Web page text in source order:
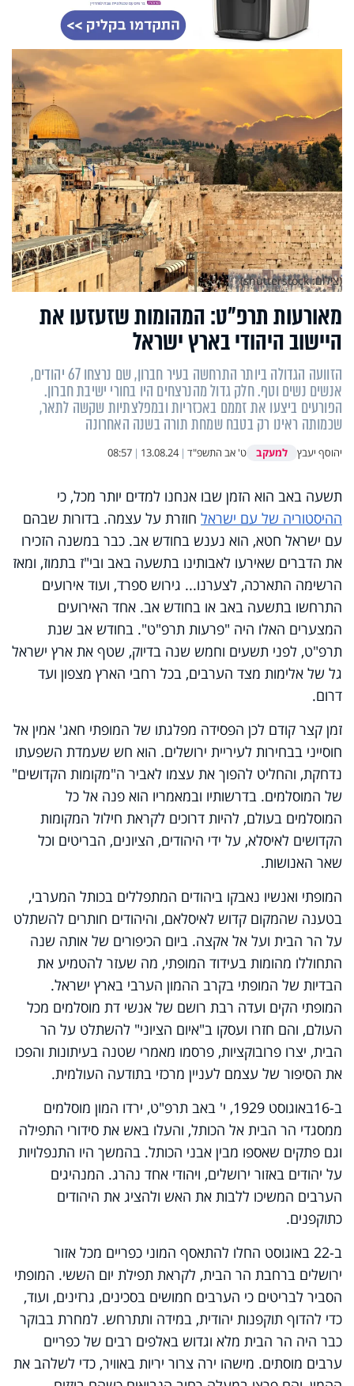
מאורעות תרפ"ט: המהומות שזעזעו את
היישוב היהודי בארץ ישראל
הזוועה הגדולה ביותר התרחשה בעיר חברון, שם נרצחו 67 יהודים,
אנשים נשים וטף. חלק גדול מהנרצחים היו בחורי ישיבת חברון.
הפורעים ביצעו את זממם באכזריות ובמפלצתיות שקשה לתאר,
שכמותה ראינו רק בטבח שמחת תורה בשנה האחרונה
יהוסף יעבץ למעקב ט' אב התשפ"ד |
13.08.24
|
08:57
(צילום: shutterstock)
תשעה באב הוא הזמן שבו אנחנו למדים יותר מכל, כי
ההיסטוריה של עם ישראל חוזרת על עצמה. בדורות שבהם
עם ישראל חטא, הוא נענש בחודש אב. כבר במשנה הזכירו
את הדברים שאירעו לאבותינו בתשעה באב ובי"ז בתמוז, ומאז
הרשימה התארכה, לצערנו... גירוש ספרד, ועוד אירועים
התרחשו בתשעה באב או בחודש אב. אחד האירועים
המצערים האלו היה "פרעות תרפ"ט". בחודש אב שנת
תרפ"ט, לפני תשעים וחמש שנה בדיוק, שטף את ארץ ישראל
גל של אלימות מצד הערבים, בכל רחבי הארץ מצפון ועד
דרום.
זמן קצר קודם לכן הפסידה מפלגתו של המופתי חאג' אמין אל
חוסייני בבחירות לעיריית ירושלים. הוא חש שעמדת השפעתו
נדחקת, והחליט להפוך את עצמו לאביר ה"מקומות הקדושים"
של המוסלמים. בדרשותיו ובמאמריו הוא פנה אל כל
המוסלמים בעולם, להיות דרוכים לקראת חילול המקומות
הקדושים לאיסלא, על ידי היהודים, הציונים, הבריטים וכל
שאר האנושות.
המופתי ואנשיו נאבקו ביהודים המתפללים בכותל המערבי,
בטענה שהמקום קדוש לאיסלאם, והיהודים חותרים להשתלט
על הר הבית ועל אל אקצה. ביום הכיפורים של אותה שנה
התחוללו מהומות בעידוד המופתי, מה שעזר להטמיע את
הבדיות של המופתי בקרב ההמון הערבי בארץ ישראל.
המופתי הקים ועדה רבת רושם של אנשי דת מוסלמים מכל
העולם, והם חזרו ועסקו ב"איום הציוני" להשתלט על הר
הבית, יצרו פרובוקציות, פרסמו מאמרי שטנה בעיתונות והפכו
את הסיפור של עצמם לעניין מרכזי בתודעה העולמית.
ב-16באוגוסט 1929, י' באב תרפ"ט, ירדו המון מוסלמים
ממסגדי הר הבית אל הכותל, והעלו באש את סידורי התפילה
וגם פתקים שאספו מבין אבני הכותל. בהמשך היו התנפלויות
על יהודים באזור ירושלים, ויהודי אחד נהרג. המנהיגים
הערבים המשיכו ללבות את האש ולהציג את היהודים
כתוקפנים.
ב-22 באוגוסט החלו להתאסף המוני כפריים מכל אזור
ירושלים ברחבת הר הבית, לקראת תפילת יום הששי. המופתי
הסביר לבריטים כי הערבים חמושים בסכינים, גרזינים, ועוד,
כדי להדוף תוקפנות יהודית, במידה ותתרחש. למחרת בבוקר
כבר היה הר הבית מלא וגדוש באלפים רבים של כפריים
ערבים מוסתים. מישהו ירה צרור יריות באוויר, כדי לשלהב את